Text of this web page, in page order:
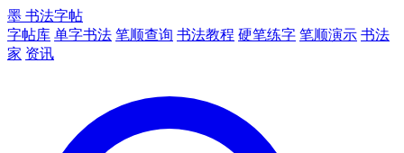
墨 书法字帖
字帖库 单字书法 笔顺查询 书法教程 硬笔练字 笔顺演示 书法
家 资讯